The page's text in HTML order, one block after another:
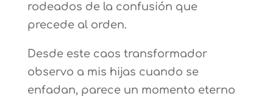
rodeados de la confusión que
precede al orden.
Desde este caos transformador
observo a mis hijas cuando se
enfadan, parece un momento eterno